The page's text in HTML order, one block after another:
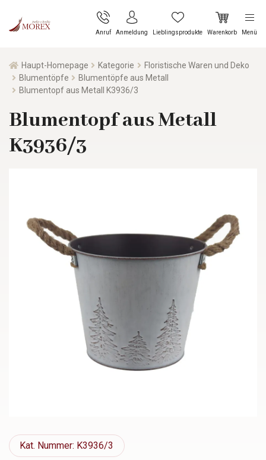
Anruf Anmeldung Lieblingsprodukte Warenkorb Menü
Haupt-Homepage Kategorie
Floristische Waren und Deko
Blumentöpfe
Blumentöpfe aus Metall
Blumentopf aus Metall K3936/3
Blumentopf aus Metall
K3936/3
Kat. Nummer: K3936/3